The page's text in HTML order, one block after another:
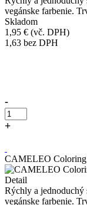
vegánske farbenie.
Skladom
1,95 € (vč. DPH)
1,63 bez DPH
-
+
CAMELEO Coloring
Detail
Rýchly a
vegánske farbenie.